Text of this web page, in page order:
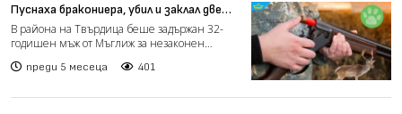
Пуснаха бракониера, убил и заклал две
кошути край Твърдица (видео)
В района на Твърдица беше задържан 32-
годишен мъж от Мъглиж за незаконен
преди 5 месеца 401